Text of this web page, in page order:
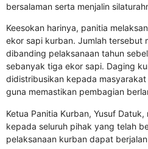
bersalaman serta menjalin
Keesokan harinya, panitia
ekor sapi kurban. Jumlah tersebut
dibanding pelaksanaan tahun
sebanyak tiga ekor sapi. Daging
didistribusikan kepada
guna memastikan pembagian
Ketua Panitia Kurban, Yusuf
kepada seluruh pihak yang telah
pelaksanaan kurban dapat